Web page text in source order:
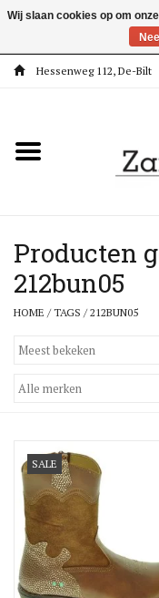
Hessenweg 112, De-Bilt
Kleding
Meisjes
Jongens
Accessoires
Super Deals
Merken
Producten
212bun05
HOME /TAGS /212BUN05
SALE
Wij slaan cookies op om
Nee